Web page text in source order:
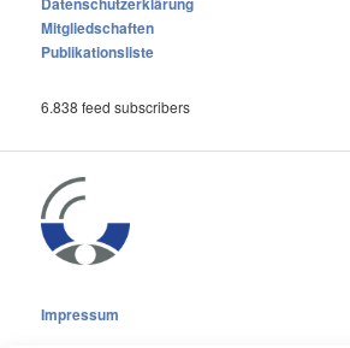
Mitgliedschaften
Publikationsliste
6.838 feed subscribers
Impressum